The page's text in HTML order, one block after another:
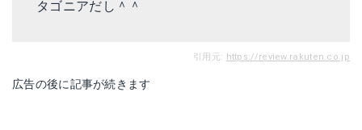
タゴニアだし＾＾
引用元: https://review.rakuten.co.jp
広告の後に記事が続きます